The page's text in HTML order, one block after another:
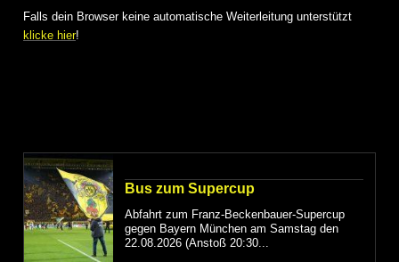
Falls dein Browser keine automatische Weiterleitung unterstützt
klicke hier!
Bus zum Supercup
Abfahrt zum Franz-Beckenbauer-Supercup
gegen Bayern München am Samstag den
22.08.2026 (Anstoß 20:30...